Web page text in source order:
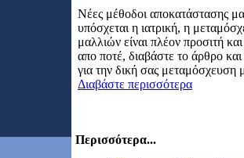
Νέες μέθοδοι αποκατάστασης
υπόσχεται η ιατρική, η
μαλλιών είναι πλέον προσιτή
απο ποτέ, διαβάστε το άρθρο
για την δική σας μεταμόσχευση
Διαβάστε περισσότερα
Περισσότερα...